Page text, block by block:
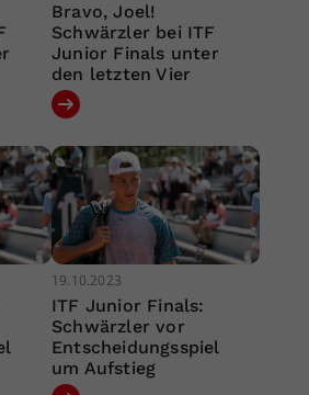
Bravo, Joel!
Schwärzler bei ITF
Junior Finals unter
den letzten Vier
19.10.2023
ITF Junior Finals:
Schwärzler vor
Entscheidungsspiel
um Aufstieg